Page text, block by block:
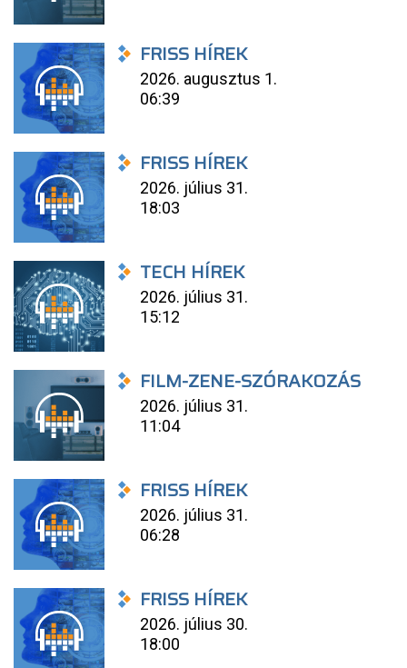
FRISS HÍREK
2026. augusztus 1.
06:39
FRISS HÍREK
2026. július 31.
18:03
TECH HÍREK
2026. július 31.
15:12
FILM-ZENE-SZÓRAKOZÁS
2026. július 31.
11:04
FRISS HÍREK
2026. július 31.
06:28
FRISS HÍREK
2026. július 30.
18:00